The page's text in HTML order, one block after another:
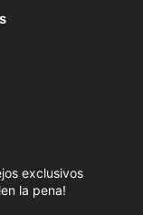
exclusivos
la pena!